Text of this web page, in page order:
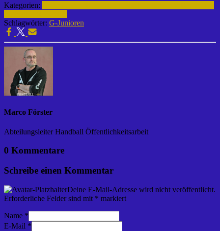
Kategorien:
Schlagwörter: G-Junioren
Marco Förster
Abteilungsleiter Handball Öffentlichkeitsarbeit
0 Kommentare
Schreibe einen Kommentar
Deine E-Mail-Adresse wird nicht veröffentlicht.
Erforderliche Felder sind mit * markiert
Name *
E-Mail *